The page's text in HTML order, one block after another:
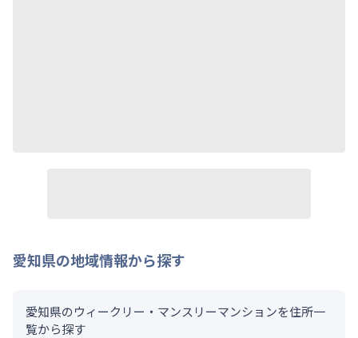
愛知県の地域情報から探す
愛知県のウィークリー・マンスリーマンションを住所一
覧から探す